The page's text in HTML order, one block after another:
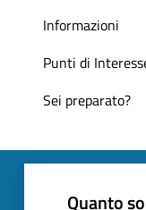
Informazioni
Punti di
Sei preparato?
Quanto